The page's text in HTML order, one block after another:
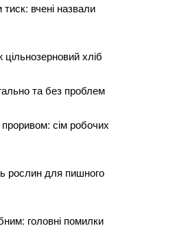
вчені назвали
цільнозерновий хліб
та без проблем
сім робочих
рослин для пишного
головні помилки